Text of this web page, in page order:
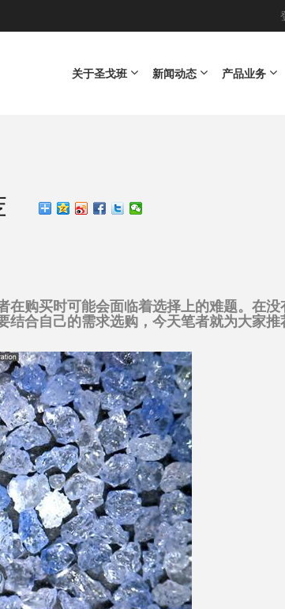
关于圣戈班 新闻动态 产品业务
在购买时可能会面临着选择上的难题。在
结合自己的需求选购，今天笔者就为大